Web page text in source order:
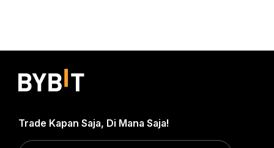
Trade Kapan Saja, Di Mana Saja!